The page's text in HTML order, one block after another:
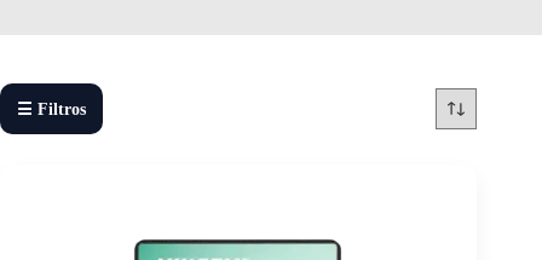
☰ Filtros